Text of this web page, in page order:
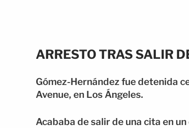
ARRESTO TRAS SALIR
Gómez-Hernández fue detenida
Avenue, en Los Ángeles.
Acababa de salir de una cita en